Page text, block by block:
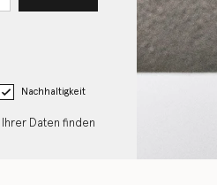
Nachhaltigkeit
Daten finden